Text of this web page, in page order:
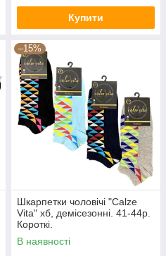
Купити
–15%
Шкарпетки чоловічі "Calze
Vita" хб, демісезонні. 41-44р.
Короткі.
В наявності